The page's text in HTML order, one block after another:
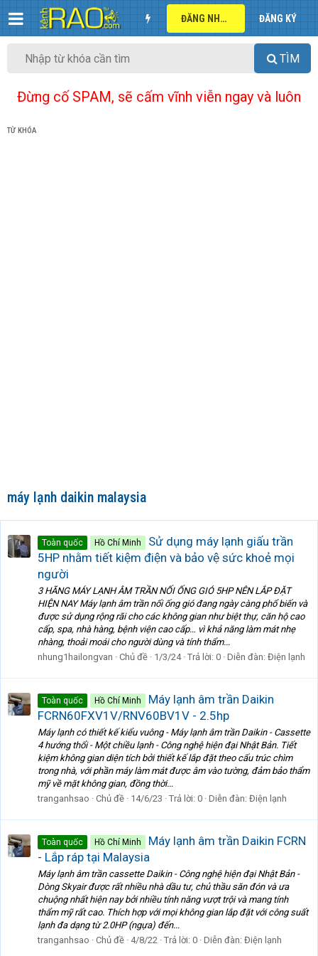
ĐĂNG NHẬP ĐĂNG KÝ
TÌM
Đừng cố SPAM, sẽ cấm vĩnh viễn ngay và luôn
TỪ KHÓA
máy lạnh daikin malaysia
Toàn quốc Hồ Chí Minh
Sử dụng máy lạnh giấu trần
5HP nhằm tiết kiệm điện và bảo vệ sức khoẻ mọi
người
3 HÃNG MÁY LẠNH ÂM TRẦN NỐI ỐNG GIÓ 5HP NÊN LẮP ĐẶT
HIỆN NAY Máy lạnh âm trần nối ống gió đang ngày càng phổ biến và
được sử dụng rộng rãi cho các không gian như biệt thự, căn hộ cao
cấp, spa, nhà hàng, bệnh viện cao cấp… vì khả năng làm mát nhẹ
nhàng, thoải moái cho người dùng và tính thẩm...
nhung1hailongvan
Chủ đề 1/3/24 Trả lời: 0 Diễn đàn: Điện lạnh
Toàn quốc Hồ Chí Minh
Máy lạnh âm trần Daikin
FCRN60FXV1V/RNV60BV1V - 2.5hp
Máy lạnh có thiết kế kiểu vuông - Máy lạnh âm trần Daikin - Cassette
4 hướng thổi - Một chiều lạnh - Công nghệ hiện đại Nhật Bản. Tiết
kiệm không gian diện tích bởi thiết kế lắp đặt theo cấu trúc chìm
trong nhà, với phần máy làm mát được âm vào tường, đảm bảo thẩm
mỹ về mặt không gian, đồng thời...
tranganhsao
Chủ đề 14/6/23 Trả lời: 0 Diễn đàn: Điện lạnh
Toàn quốc Hồ Chí Minh
Máy lạnh âm trần Daikin FCRN
- Lắp ráp tại Malaysia
Máy lạnh âm trần cassette Daikin - Công nghệ hiện đại Nhật Bản -
Dòng Skyair được rất nhiều nhà dầu tư, chủ thầu săn đón và ưa
chuộng nhất hiện nay bởi nhiều tính năng vượt trội và mang tính
thẩm mỹ rất cao. Thích hợp với mọi không gian lắp đặt với công suất
lạnh đa dạng từ 2.0HP (ngựa) đến...
tranganhsao
Chủ đề 4/8/22 Trả lời: 0 Diễn đàn: Điện lạnh